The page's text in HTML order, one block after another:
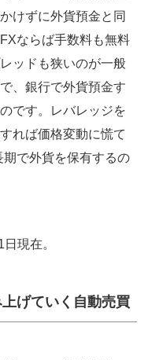
けずに外貨預金と同
ならば手数料も無料
ッドも狭いのが一般
、銀行で外貨預金す
です。レバレッジを
れば価格変動に慌て
で外貨を保有するの
現在。
げていく自動売買